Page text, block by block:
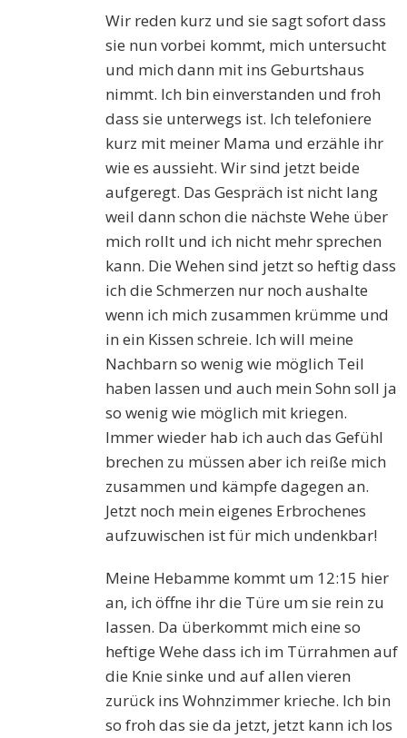
Wir reden kurz und sie sagt sofort dass
sie nun vorbei kommt, mich untersucht
und mich dann mit ins Geburtshaus
nimmt. Ich bin einverstanden und froh
dass sie unterwegs ist. Ich telefoniere
kurz mit meiner Mama und erzähle ihr
wie es aussieht. Wir sind jetzt beide
aufgeregt. Das Gespräch ist nicht lang
weil dann schon die nächste Wehe über
mich rollt und ich nicht mehr sprechen
kann. Die Wehen sind jetzt so heftig dass
ich die Schmerzen nur noch aushalte
wenn ich mich zusammen krümme und
in ein Kissen schreie. Ich will meine
Nachbarn so wenig wie möglich Teil
haben lassen und auch mein Sohn soll ja
so wenig wie möglich mit kriegen.
Immer wieder hab ich auch das Gefühl
brechen zu müssen aber ich reiße mich
zusammen und kämpfe dagegen an.
Jetzt noch mein eigenes Erbrochenes
aufzuwischen ist für mich undenkbar!
Meine Hebamme kommt um 12:15 hier
an, ich öffne ihr die Türe um sie rein zu
lassen. Da überkommt mich eine so
heftige Wehe dass ich im Türrahmen auf
die Knie sinke und auf allen vieren
zurück ins Wohnzimmer krieche. Ich bin
so froh das sie da jetzt, jetzt kann ich los